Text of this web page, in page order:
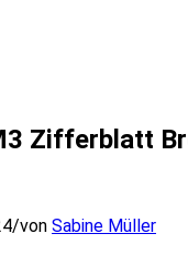
Zifferblatt
/von Sabine Müller